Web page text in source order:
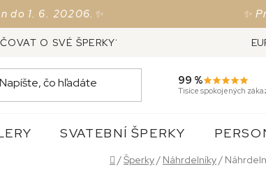
6. 20206.✨ ✨ Právě
O SVÉ ŠPERKY? VRÁCENÍ ZBOŽÍ,
99 %
Tisíce spokojených
SVATEBNÍ ŠPERKY
Domov
/Šperky/ Náhrdelníky/